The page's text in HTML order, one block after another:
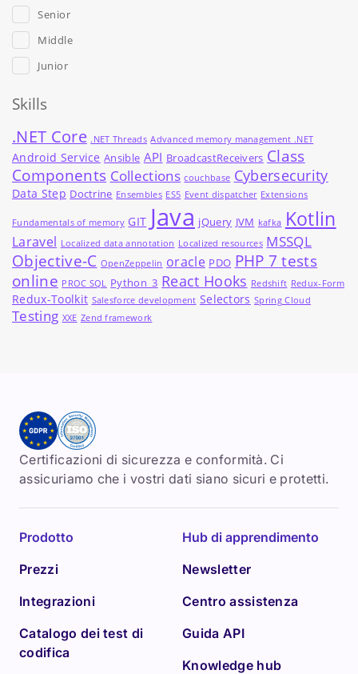
Senior
Middle
Junior
Skills
.NET Core .NET Threads Advanced memory management .NET
Android Service Ansible API BroadcastReceivers Class
Components Collections couchbase Cybersecurity
Data Step Doctrine Ensembles ES5 Event dispatcher Extensions
Fundamentals of memory GIT Java jQuery JVM kafka Kotlin
Laravel Localized data annotation Localized resources MSSQL
Objective-C OpenZeppelin oracle PDO PHP 7 tests
online PROC SQL Python_3 React Hooks Redshift Redux-Form
Redux-Toolkit Salesforce development Selectors Spring Cloud
Testing XXE Zend framework
Certificazioni di sicurezza e conformità. Ci
assicuriamo che i vostri dati siano sicuri e protetti.
Prodotto
Prezzi
Integrazioni
Catalogo dei test di
codifica
Hub di apprendimento
Newsletter
Centro assistenza
Guida API
Knowledge hub